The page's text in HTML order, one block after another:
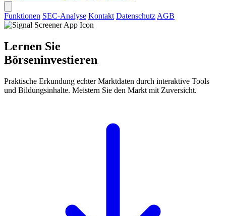
Funktionen SEC-Analyse Kontakt Datenschutz AGB
Lernen Sie
Börseninvestieren
Praktische Erkundung echter Marktdaten durch interaktive Tools
und Bildungsinhalte. Meistern Sie den Markt mit Zuversicht.